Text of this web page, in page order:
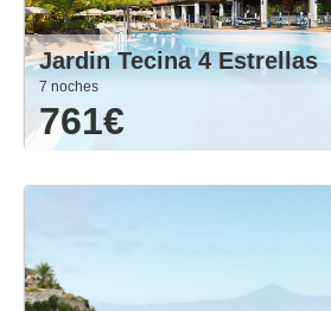
Jardin Tecina 4 Estrellas
7 noches
761€